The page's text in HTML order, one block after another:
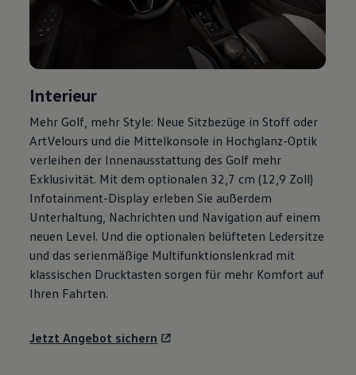
R-Kollektion
#wedriveproud
myVolkswagen
Service und Ersatzteile
Inspektion und HU/AU
Reparaturen und Checks
Motorenöl und Flüssigkeiten
Räder und Reifen
Pannen- und Unfallhilfe
Economy Service
Volkswagen Teile
Zubehör
Modellspezifisches Zubehör
Schutz und Pflege
Transport
Entertainment und Elektronik
Digitale Extras
Interieur
Mehr Golf , mehr Style: Neue Sitzbezüge in Stoff oder
ArtVelours und die Mittelkonsole in Hochglanz-Optik
verleihen der Innenausstattung des Golf mehr
Exklusivität. Mit dem optionalen 32,7 cm (12,9 Zoll)
Infotainment-Display erleben Sie außerdem
Unterhaltung, Nachrichten und Navigation auf einem
neuen Level. Und die optionalen belüfteten Ledersitze
und das serienmäßige Multifunktionslenkrad mit
klassischen Drucktasten sorgen für mehr Komfort auf
Ihren Fahrten.
Jetzt Angebot sichern